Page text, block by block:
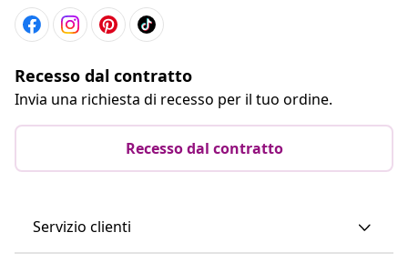
Recesso dal contratto
Invia una richiesta di recesso per il tuo ordine.
Recesso dal contratto
Servizio clienti